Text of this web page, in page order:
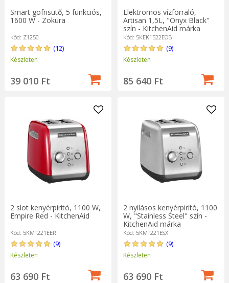
Smart gofrisütő, 5 funkciós,
1600 W - Zokura
Kód: Z1250
(12)
Készleten
39 010 Ft
Elektromos vízforraló,
Artisan 1,5L, "Onyx Black"
szín - KitchenAid márka
Kód: 5KEK1522EOB
(9)
Készleten
85 640 Ft
2 slot kenyérpirító, 1100 W,
Empire Red - KitchenAid
Kód: 5KMT221EER
(9)
Készleten
63 690 Ft
2 nyílásos kenyérpirító, 1100
W, "Stainless Steel" szín -
KitchenAid márka
Kód: 5KMT221ESX
(9)
Készleten
63 690 Ft